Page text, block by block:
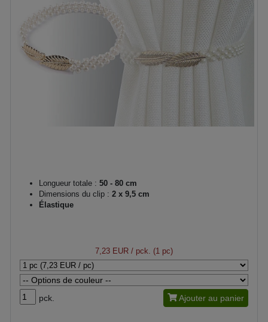
Longueur totale : 50 - 80 cm
Dimensions du clip : 2 x 9,5 cm
Élastique
7,23 EUR / pck. (1 pc)
pck. Ajouter au panier